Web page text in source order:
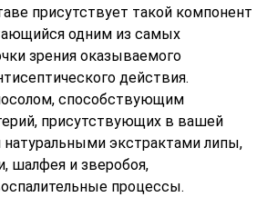
присутствует такой компонент
одним из самых
зрения оказываемого
действия.
способствующим
присутствующих в вашей
натуральными экстрактами липы,
шалфея и зверобоя,
процессы.